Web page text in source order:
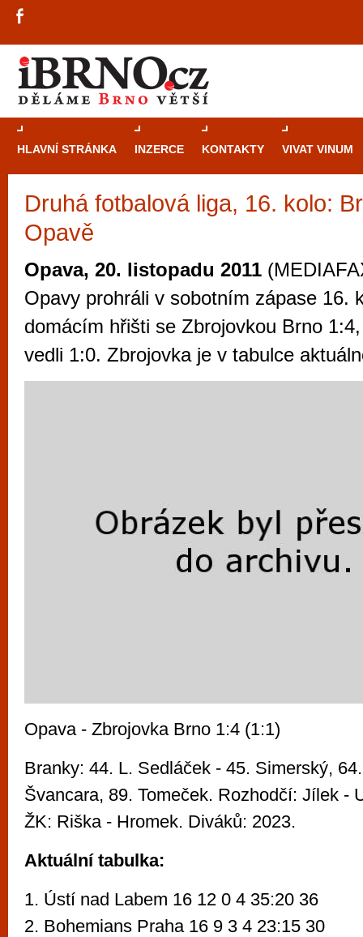
HLAVNÍ STRÁNKA INZERCE KONTAKTY VIVAT VINUM
Druhá fotbalová liga, 16. kolo:
Opavě
Opava, 20. listopadu 2011
Opavy prohráli v sobotním zápase 16.
domácím hřišti se Zbrojovkou Brno
vedli 1:0. Zbrojovka je v tabulce
Opava - Zbrojovka Brno 1:4 (1:1)
Branky: 44. L. Sedláček - 45. Simerský,
Švancara, 89. Tomeček. Rozhodčí: Jílek -
ŽK: Riška - Hromek. Diváků: 2023.
Aktuální tabulka:
1. Ústí nad Labem 16 12 0 4 35:20 36
2. Bohemians Praha 16 9 3 4 23:15 30
Průvodce
Brno je
zajímavé
restaurace,
Mimo jiné je ale také místem, kde si
vyzkoušet různé kasinové hry. V